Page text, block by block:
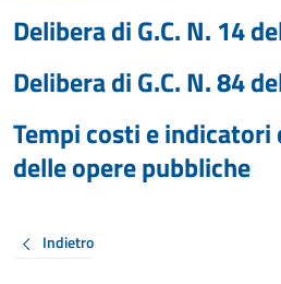
Delibera di G.C. N. 14
Delibera di G.C. N. 84
Tempi costi e indicatori
delle opere pubbliche
Indietro